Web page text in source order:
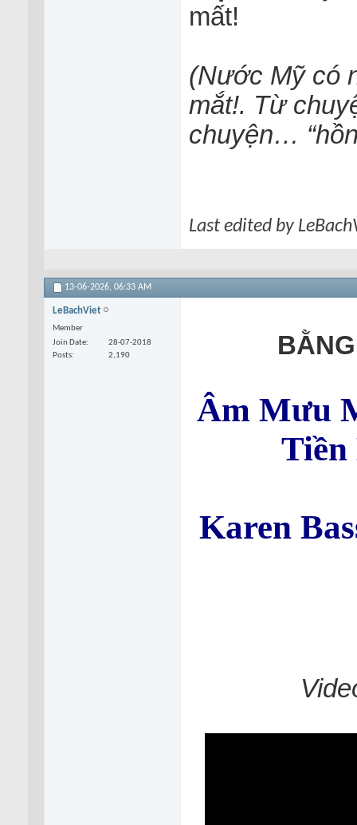
mất!
(Nước Mỹ có
mắt!. Từ
chuyện…
Last edited by
13-06-2026, 06:33 AM
LeBachViet
Member
Join Date
28-07-2018
Posts
2,190
Âm Mưu
Tiền
Karen